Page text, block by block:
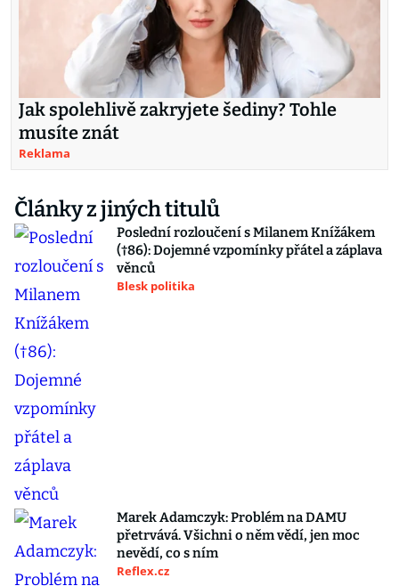
Jak spolehlivě zakryjete šediny? Tohle
musíte znát
Reklama
Články z jiných titulů
Poslední rozloučení s Milanem Knížákem
(†86): Dojemné vzpomínky přátel a záplava
věnců
Blesk politika
Marek Adamczyk: Problém na DAMU
přetrvává. Všichni o něm vědí, jen moc
nevědí, co s ním
Reflex.cz